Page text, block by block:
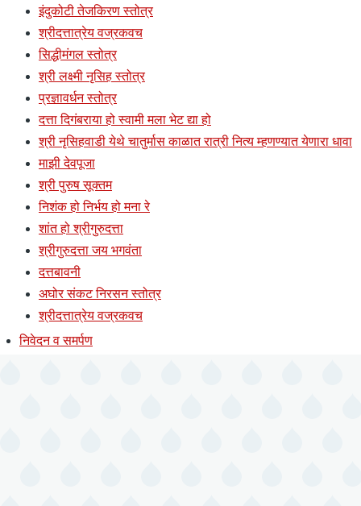
इंदुकोटी तेजकिरण स्तोत्र
श्रीदत्तात्रेय वज्रकवच
सिद्धीमंगल स्तोत्र
श्री लक्ष्मी नृसिह स्तोत्र
प्रज्ञावर्धन स्तोत्र
दत्ता दिगंबराया हो स्वामी मला भेट द्या हो
श्री नृसिहवाडी येथे चातुर्मास काळात रात्री नित्य म्हणण्यात येणारा धावा
माझी देवपूजा
श्री पुरुष सूक्तम
निशंक हो निर्भय हो मना रे
शांत हो श्रीगुरुदत्ता
श्रीगुरुदत्ता जय भगवंता
दत्तबावनी
अघोर संकट निरसन स्तोत्र
श्रीदत्तात्रेय वज्रकवच
निवेदन व समर्पण